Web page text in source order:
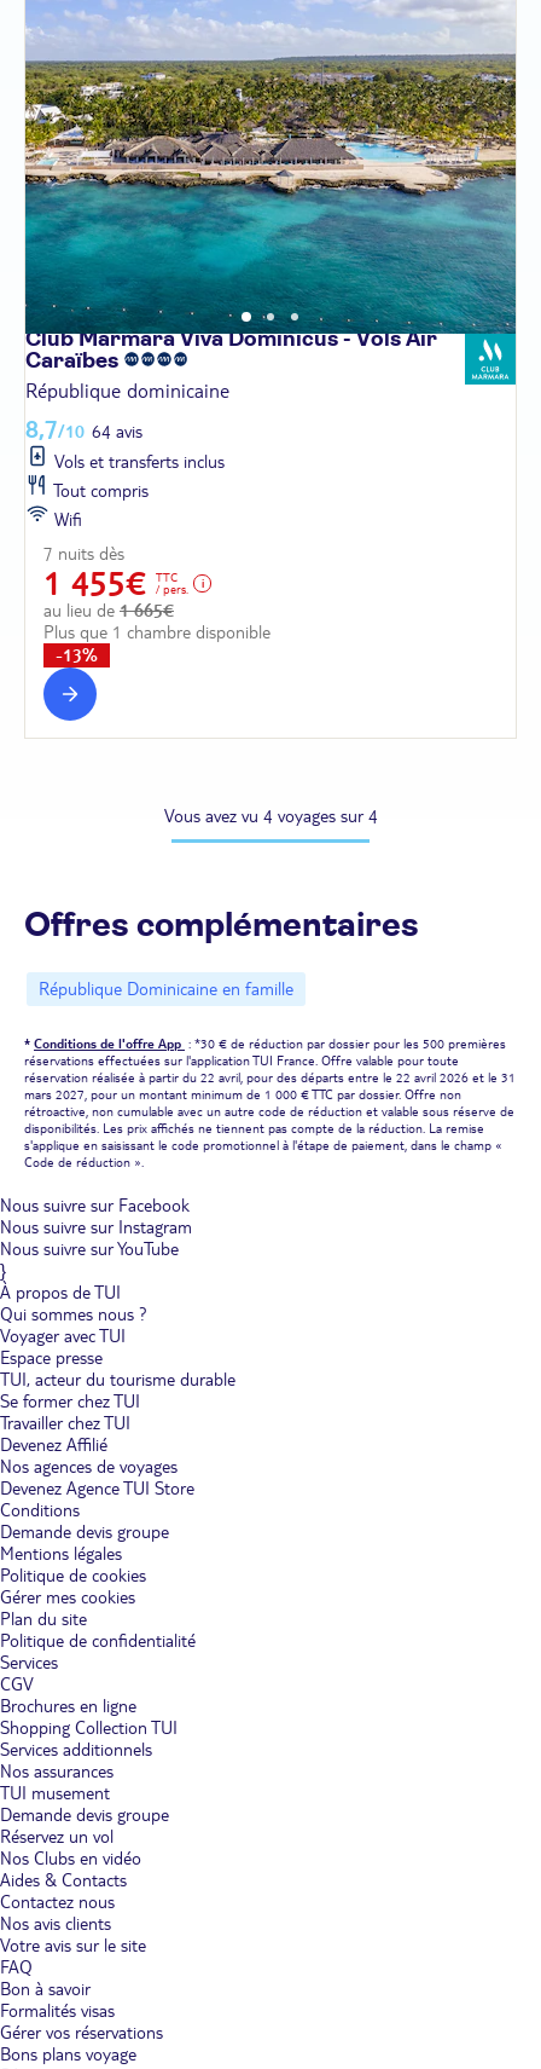
Club Marmara Viva Dominicus - Vols Air
Caraïbes
République dominicaine
8,7/10 64 avis
Vols et transferts inclus
Tout compris
Wifi
7 nuits dès
1 455€
TTC
/ pers.
au lieu de 1 665€
Plus que 1 chambre disponible
-13%
Vous avez vu 4 voyages sur 4
Offres complémentaires
République Dominicaine en famille
* Conditions de l'offre App : *30 € de réduction par dossier pour les 500 premières
réservations effectuées sur l'application TUI France. Offre valable pour toute
réservation réalisée à partir du 22 avril, pour des départs entre le 22 avril 2026 et le 31
mars 2027, pour un montant minimum de 1 000 € TTC par dossier. Offre non
rétroactive, non cumulable avec un autre code de réduction et valable sous réserve de
disponibilités. Les prix affichés ne tiennent pas compte de la réduction. La remise
s'applique en saisissant le code promotionnel à l'étape de paiement, dans le champ «
Code de réduction ».
Nous suivre sur Facebook
Nous suivre sur Instagram
Nous suivre sur YouTube
}
À propos de TUI
Qui sommes nous ?
Voyager avec TUI
Espace presse
TUI, acteur du tourisme durable
Se former chez TUI
Travailler chez TUI
Devenez Affilié
Nos agences de voyages
Devenez Agence TUI Store
Conditions
Demande devis groupe
Mentions légales
Politique de cookies
Gérer mes cookies
Plan du site
Politique de confidentialité
Services
CGV
Brochures en ligne
Shopping Collection TUI
Services additionnels
Nos assurances
TUI musement
Demande devis groupe
Réservez un vol
Nos Clubs en vidéo
Aides & Contacts
Contactez nous
Nos avis clients
Votre avis sur le site
FAQ
Bon à savoir
Formalités visas
Gérer vos réservations
Bons plans voyage